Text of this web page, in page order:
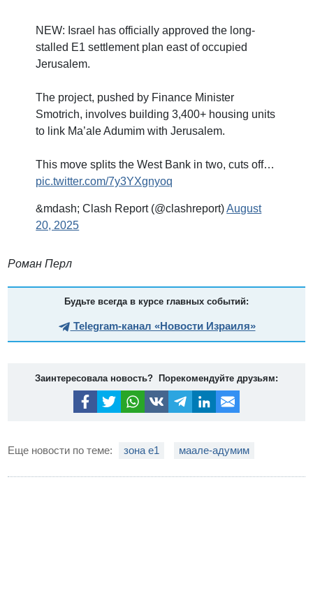
NEW: Israel has officially approved the long-
stalled E1 settlement plan east of occupied
Jerusalem.
The project, pushed by Finance Minister
Smotrich, involves building 3,400+ housing units
to link Ma’ale Adumim with Jerusalem.
This move splits the West Bank in two, cuts off…
pic.twitter.com/7y3YXgnyoq
&mdash; Clash Report (@clashreport)August
20, 2025
Роман Перл
Будьте всегда в курсе главных событий:
Telegram-канал «Новости Израиля»
Заинтересовала новость? Порекомендуйте друзьям:
Еще новости по теме: зона е1 маале-адумим